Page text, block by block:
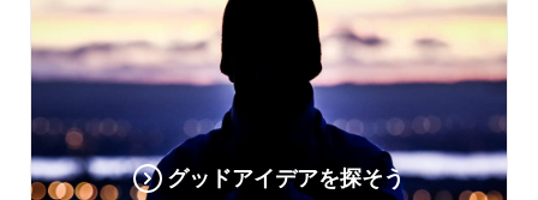
グッドアイデアを探そう